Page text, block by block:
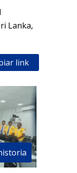
Lanka,
link